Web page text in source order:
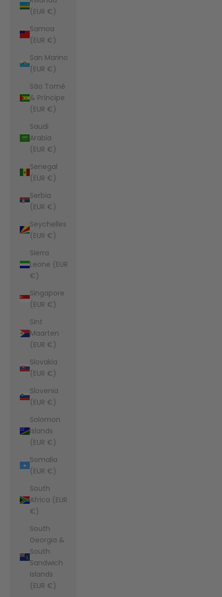
(EUR €)
Samoa
(EUR €)
San Marino
(EUR €)
São Tomé
& Príncipe
(EUR €)
Saudi
Arabia
(EUR €)
Senegal
(EUR €)
Serbia
(EUR €)
Seychelles
(EUR €)
Sierra
Leone (EUR
€)
Singapore
(EUR €)
Sint
Maarten
(EUR €)
Slovakia
(EUR €)
Slovenia
(EUR €)
Solomon
Islands
(EUR €)
Somalia
(EUR €)
South
Africa (EUR
€)
South
Georgia &
South
Sandwich
Islands
(EUR €)